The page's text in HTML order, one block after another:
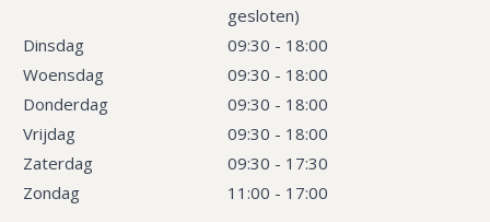
gesloten)
Dinsdag
09:30 - 18:00
Woensdag
09:30 - 18:00
Donderdag
09:30 - 18:00
Vrijdag
09:30 - 18:00
Zaterdag
09:30 - 17:30
Zondag
11:00 - 17:00